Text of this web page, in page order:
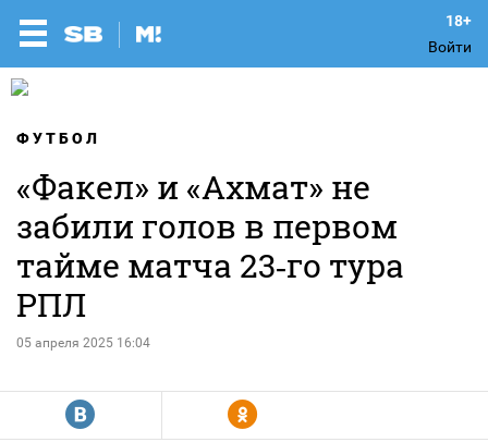
Войти
ФУТБОЛ
«Факел» и «Ахмат» не
забили голов в первом
тайме матча 23‑го тура
РПЛ
05 апреля 2025 16:04
R Y